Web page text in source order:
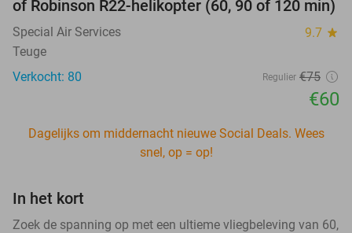
of Robinson R22-helikopter (60, 90 of 120 min)
Special Air Services 9.7 star
Teuge
Verkocht: 80
Regulier €75
€60
Dagelijks om middernacht nieuwe Social Deals. Wees
snel, op = op!
In het kort
Zoek de spanning op met een ultieme vliegbeleving van 60,